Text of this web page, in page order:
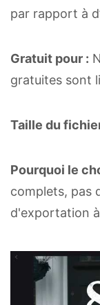
par rapport à
Gratuit pour :
gratuites sont
Taille du
Pourquoi le
complets, pas
d'exportation